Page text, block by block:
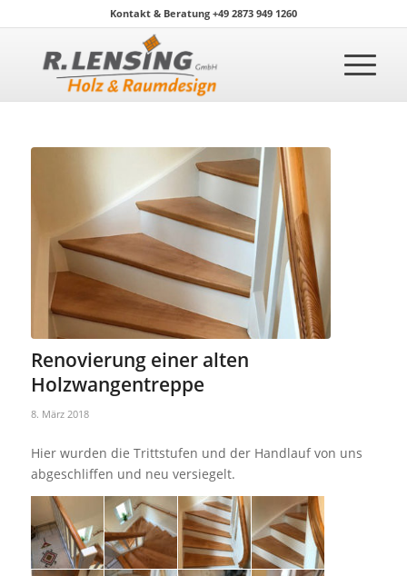
Kontakt & Beratung +49 2873 949 1260
Renovierung einer alten
Holzwangentreppe
8. März 2018
Hier wurden die Trittstufen und der Handlauf von uns
abgeschliffen und neu versiegelt.